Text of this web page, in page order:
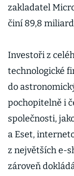
zakladatel
činí 89,8
Investoři z
technologické
do
pochopitelně i
společnosti,
a Eset,
z největších e-
zároveň